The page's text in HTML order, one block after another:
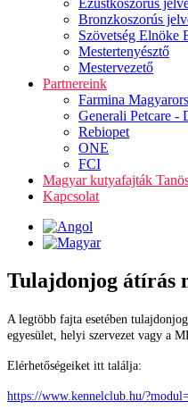
Ezüstkoszorús
Bronzkoszorús
Szövetség Elnöke
Mestertenyésztő
Mestervezető
Partnereink
Farmina
Generali Petcare
Rebiopet
ONE
FCI
Magyar kutyafajták
Kapcsolat
Tulajdonjog átírás
A legtöbb fajta esetében
egyesület, helyi szervezet vagy a
Elérhetőségeiket itt találja:
https://www.kennelclub.hu/